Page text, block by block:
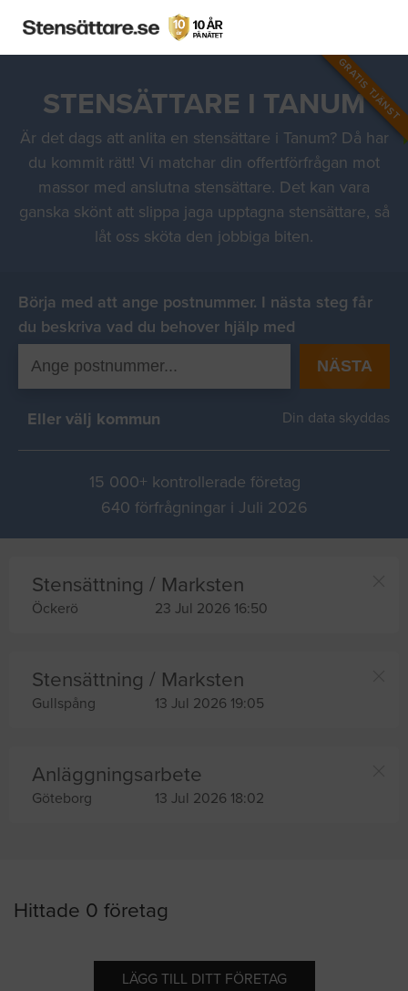
GRATIS TJÄNST
STENSÄTTARE I TANUM
Är det dags att anlita en stensättare i Tanum? Då har
du kommit rätt! Vi matchar din offertförfrågan mot
massor med anslutna stensättare. Det kan vara
ganska skönt att slippa jaga upptagna stensättare, så
låt oss sköta den jobbiga biten.
Börja med att ange postnummer. I nästa steg får
du beskriva vad du behover hjälp med
NÄSTA
Eller välj kommun Din data skyddas
15 000+ kontrollerade företag
640 förfrågningar i Juli 2026
Stensättning / Marksten
Öckerö 23 Jul 2026 16:50
Stensättning / Marksten
Gullspång 13 Jul 2026 19:05
Anläggningsarbete
Göteborg 13 Jul 2026 18:02
Hittade 0 företag
LÄGG TILL DITT FÖRETAG